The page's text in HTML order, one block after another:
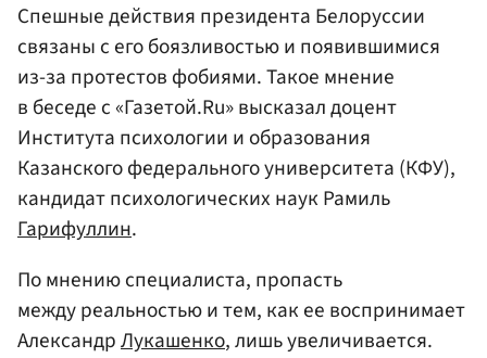
Спешные действия президента Белоруссии
связаны с его боязливостью и появившимися
из-за протестов фобиями. Такое мнение
в беседе с «Газетой.Ru» высказал доцент
Института психологии и образования
Казанского федерального университета (КФУ),
кандидат психологических наук Рамиль
Гарифуллин.
По мнению специалиста, пропасть
между реальностью и тем, как ее воспринимает
АлександрЛукашенко, лишь увеличивается.